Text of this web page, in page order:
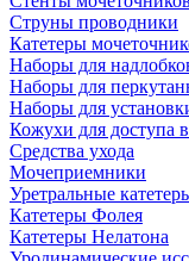
Струны проводники
Катетеры
Наборы для
Наборы для
Наборы для
Кожухи для доступа
Средства ухода
Мочеприемники
Уретральные
Катетеры Фолея
Катетеры Нелатона